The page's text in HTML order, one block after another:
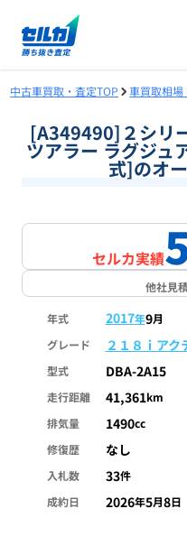
中古車買取・査定TOP 車買取相
[A349490]２シリ
ツアラー ラグジ
式]のオ
セルカ実績
他社見
年式 2017年9月
グレード
２１８ｉアク
型式 DBA-2A15
走行距離 41,361km
排気量
1490cc
修復歴
なし
入札数 33件
成約日
2026年5月8日